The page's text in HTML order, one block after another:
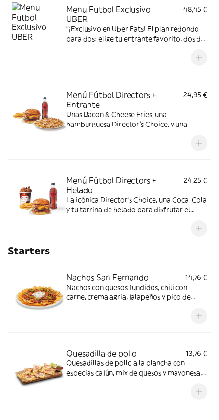
Menu Futbol Exclusivo
UBER
48,45 €
"¡Exclusivo en Uber Eats! El plan redondo
para dos: elige tu entrante favorito, dos de
Menú Fútbol Directors +
Entrante
24,95 €
Unas Bacon & Cheese Fries, una
hamburguesa Director's Choice, y una
Menú Fútbol Directors +
Helado
24,25 €
La icónica Director's Choice, una Coca-Cola
y tu tarrina de helado para disfrutar el
Starters
Nachos San Fernando
14,76 €
Nachos con quesos fundidos, chili con
carne, crema agria, jalapeños y pico de
Quesadilla de pollo
13,76 €
Quesadillas de pollo a la plancha con
especias cajún, mix de quesos y mayonesa,
Acompañada de salsa roja mexicana y lima.